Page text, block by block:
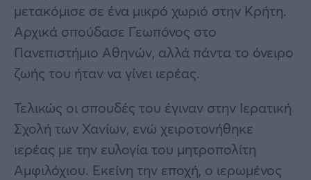
μετακόμισε σε ένα μικρό χωριό στην Κρήτη.
Αρχικά σπούδασε Γεωπόνος στο
Πανεπιστήμιο Αθηνών, αλλά πάντα το όνειρο
ζωής του ήταν να γίνει ιερέας.
Τελικώς οι σπουδές του έγιναν στην Ιερατική
Σχολή των Χανίων, ενώ χειροτονήθηκε
ιερέας με την ευλογία του μητροπολίτη
Αμφιλόχιου. Εκείνη την εποχή, ο ιερωμένος